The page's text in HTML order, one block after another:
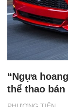
“Ngựa
thể thao